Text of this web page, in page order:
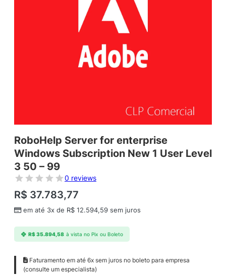
RoboHelp Server for enterprise
Windows Subscription New 1 User Level
3 50 – 99
0 reviews
R$ 37.783,77
em até 3x de R$ 12.594,59 sem juros
R$35.894,58 à vista no Pix ou Boleto
Faturamento em até 6x sem juros no boleto para empresa
(consulte um especialista)